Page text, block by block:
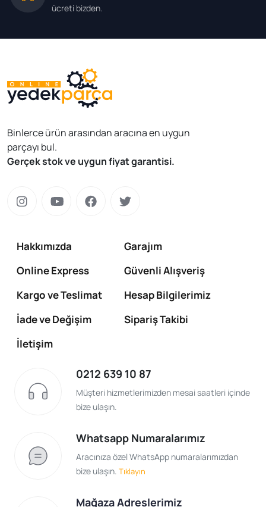
ücreti bizden.
Binlerce ürün arasından aracına en uygun
parçayı bul.
Gerçek stok ve uygun fiyat garantisi.
Hakkımızda
Garajım
Online Express
Güvenli Alışveriş
Kargo ve Teslimat
Hesap Bilgilerimiz
İade ve Değişim
Sipariş Takibi
İletişim
0212 639 10 87
Müşteri hizmetlerimizden mesai saatleri içinde
bize ulaşın.
Whatsapp Numaralarımız
Aracınıza özel WhatsApp numaralarımızdan
bize ulaşın. Tıklayın
Mağaza Adreslerimiz